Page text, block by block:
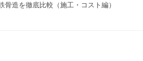
骨造を徹底比較（施工・コスト編）